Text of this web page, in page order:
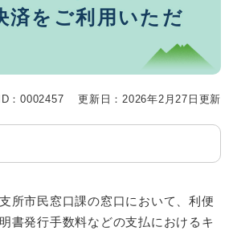
済をご利用いただ
：0002457 更新日：2026年2月27日更新
所市民窓口課の窓口において、利便
書発行手数料などの支払におけるキ